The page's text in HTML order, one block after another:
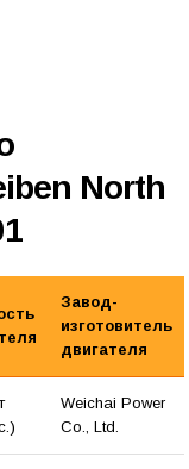
North
Завод-
изготовитель
двигателя
Weichai Power
Co., Ltd.